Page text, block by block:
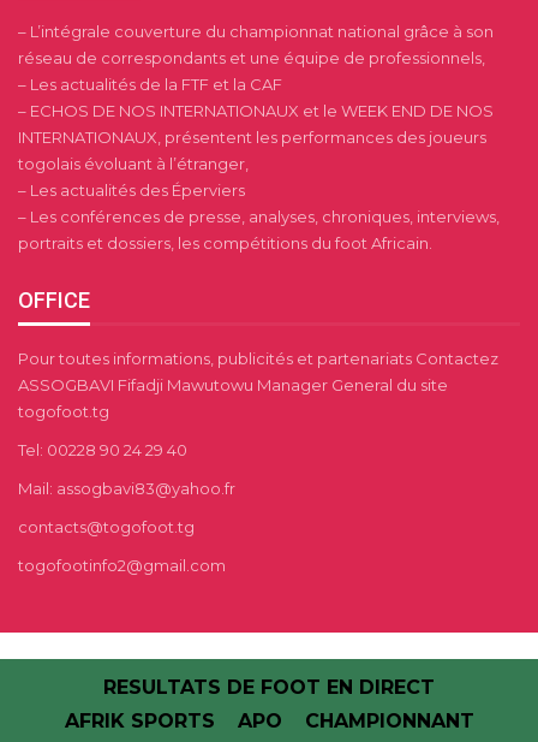
– L’intégrale couverture du championnat national grâce à son
réseau de correspondants et une équipe de professionnels,
– Les actualités de la FTF et la CAF
– ECHOS DE NOS INTERNATIONAUX et le WEEK END DE NOS
INTERNATIONAUX, présentent les performances des joueurs
togolais évoluant à l’étranger,
– Les actualités des Éperviers
– Les conférences de presse, analyses, chroniques, interviews,
portraits et dossiers, les compétitions du foot Africain.
OFFICE
Pour toutes informations, publicités et partenariats Contactez
ASSOGBAVI Fifadji Mawutowu Manager General du site
togofoot.tg
Tel: 00228 90 24 29 40
Mail: assogbavi83@yahoo.fr
contacts@togofoot.tg
togofootinfo2@gmail.com
RESULTATS DE FOOT EN DIRECT
AFRIK SPORTS
APO CHAMPIONNANT